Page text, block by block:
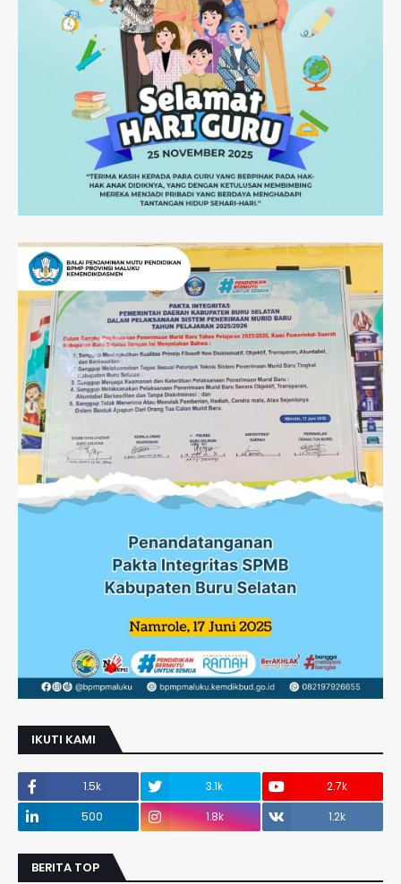
IKUTI KAMI
1.5k 3.1k
2.7k
500
1.8k 1.2k
BERITA TOP